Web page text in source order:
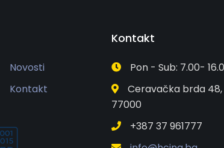
Novosti
Kontakt
Kontakt
Pon - Sub: 7.00-
Ceravačka brda 48,
77000
+387 37 961777